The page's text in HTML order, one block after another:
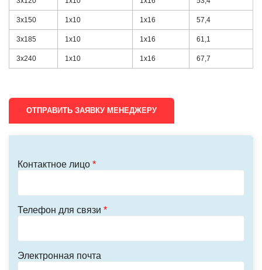
3х150 1х10 1х16 57,4
3х185 1х10 1х16 61,1
3х240 1х10 1х16 67,7
ОТПРАВИТЬ ЗАЯВКУ МЕНЕДЖЕРУ
Контактное лицо *
Телефон для связи *
Электронная почта